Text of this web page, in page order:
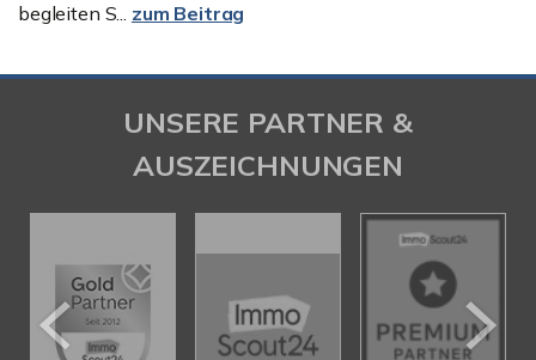
begleiten S... zum Beitrag
UNSERE PARTNER &
AUSZEICHNUNGEN